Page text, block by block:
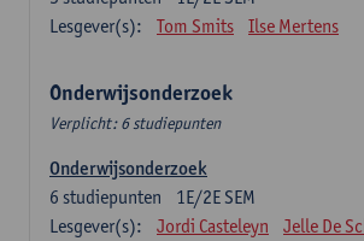
Lesgever(s):
Tom Smits Ilse Mertens
Onderwijsonderzoek
Verplicht: 6 studiepunten
Onderwijsonderzoek
1E/2E SEM
6 studiepunten
Lesgever(s):
Jordi Casteleyn Jelle De